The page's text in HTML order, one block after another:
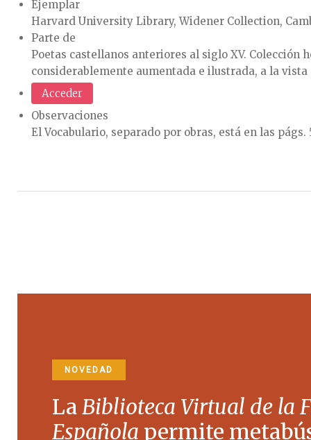
Ejemplar
Harvard University Library, Widener Collection,
Parte de
Poetas castellanos anteriores al siglo XV. Colección
considerablemente aumentada e ilustrada, a la
Acceder
Observaciones
El Vocabulario, separado por obras, está en las págs.
NOVEDAD
LaBiblioteca Virtual de la
Española permite